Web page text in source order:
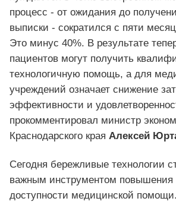
процесс - от ожидания до
выписки - сократился с пяти
Это минус 40%. В результате
пациентов могут получить
технологичную помощь, а для
учреждений означает снижение
эффективности и
прокомментировал министр
Краснодарского края Алексей
Сегодня бережливые технологии
важным инструментом повышения
доступности медицинской помощи.